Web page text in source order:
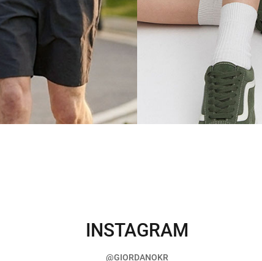
INSTAGRAM
@GIORDANOKR